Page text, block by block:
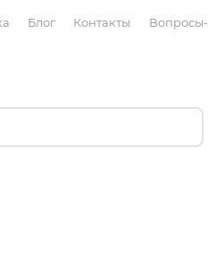
Блог Контакты Вопросы-